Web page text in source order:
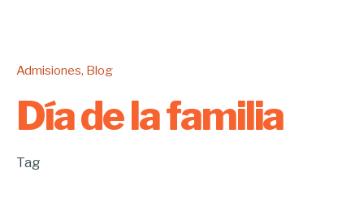
Admisiones Blog
Día de la familia
Tag